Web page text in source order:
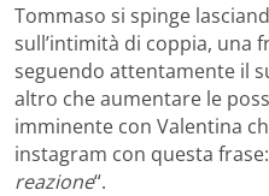
Tommaso si spinge
sull’intimità di coppia, una
seguendo attentamente il
altro che aumentare le
imminente con Valentina
instagram con questa frase:
reazione“.